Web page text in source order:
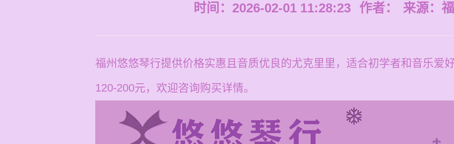
时间：2026-02-01 11:28:23 作者： 来源：
福州悠悠琴行提供价格实惠且音质优良的尤克里里，适合初学者和音乐爱
120-200元，欢迎咨询购买详情。